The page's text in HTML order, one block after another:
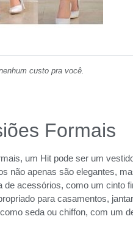
custo pra você.
Formais
um Hit pode ser um
não apenas são elegantes,
de acessórios, como um cinto
para casamentos,
seda ou chiffon, com um